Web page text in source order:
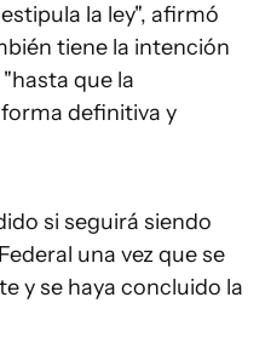
la ley", afirmó
tiene la intención
que la
definitiva y
si seguirá siendo
una vez que se
y se haya concluido la